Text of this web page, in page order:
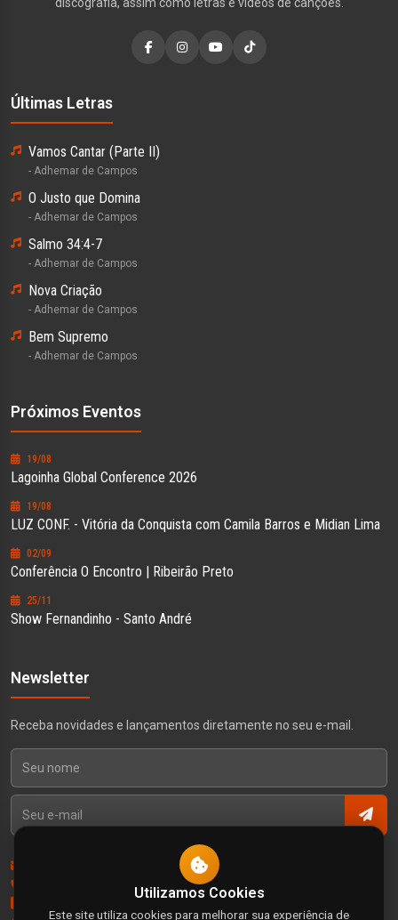
Últimas Letras
Vamos Cantar (Parte II)
- Adhemar de Campos
O Justo que Domina
- Adhemar de Campos
Salmo 34:4-7
- Adhemar de Campos
Nova Criação
- Adhemar de Campos
Bem Supremo
- Adhemar de Campos
Próximos Eventos
19/08
Lagoinha Global Conference 2026
19/08
LUZ CONF. - Vitória da Conquista com Camila Barros e Midian Lima
02/09
Conferência O Encontro | Ribeirão Preto
25/11
Show Fernandinho - Santo André
Newsletter
Receba novidades e lançamentos diretamente no seu e-mail.
Política de PrivacidadeUtilizamos Cookies
Este site utiliza cookies para melhorar sua experiência de